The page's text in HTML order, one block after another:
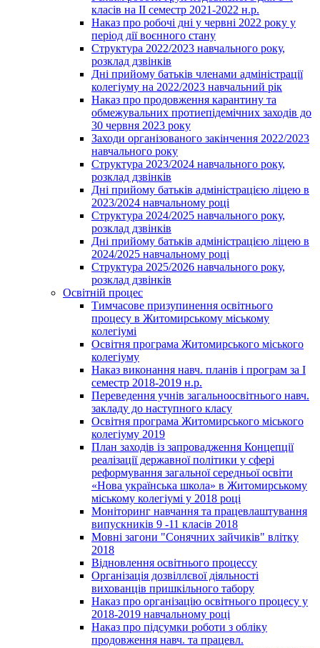
класів на ІІ семестр 2021-2022 н.р.
Наказ про робочі дні у червні 2022 року у
період дії воєнного стану
Структура 2022/2023 навчального року,
розклад дзвінків
Дні прийому батьків членами адміністрації
колегіуму на 2022/2023 навчальний рік
Наказ про продовження карантину та
обмежувальних протиепідемічних заходів до
30 червня 2023 року
Заходи організованого закінчення 2022/2023
навчального року
Структура 2023/2024 навчального року,
розклад дзвінків
Дні прийому батьків адміністрацією ліцею в
2023/2024 навчальному році
Структура 2024/2025 навчального року,
розклад дзвінків
Дні прийому батьків адміністрацією ліцею в
2024/2025 навчальному році
Структура 2025/2026 навчального року,
розклад дзвінків
Освітній процес
Тимчасове призупинення освітнього
процесу в Житомирському міському
колегіумі
Освітня програма Житомирського міського
колегіуму
Наказ виконання навч. планів і програм за І
семестр 2018-2019 н.р.
Переведення учнів загальноосвітнього навч.
закладу до наступного класу
Освітня програма Житомирського міського
колегіуму 2019
План заходів із запровадження Концепції
реалізації державної політики у сфері
реформування загальної середньої освіти
«Нова українська школа» в Житомирському
міському колегіумі у 2018 році
Моніторинг навчання та працевлаштування
випускників 9 -11 класів 2018
Мовні загони "Сонячних зайчиків" влітку
2018
Відновлення освітнього процессу
Організація дозвіллєвої діяльності
вихованців пришкільного табору
Наказ про організацію освітнього процесу у
2018-2019 навчальному році
Наказ про підсумки роботи з обліку
продовження навч. та працевл.